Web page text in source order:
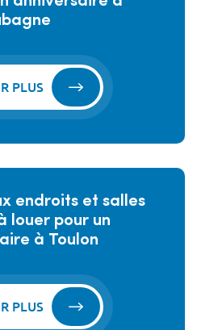
PLUS
endroits et salles
louer pour un
à Toulon
PLUS